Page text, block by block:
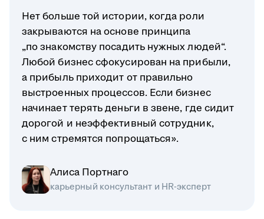
Нет больше той истории, когда роли
закрываются на основе принципа
„по знакомству посадить нужных людей“.
Любой бизнес сфокусирован на прибыли,
а прибыль приходит от правильно
выстроенных процессов. Если бизнес
начинает терять деньги в звене, где сидит
дорогой и неэффективный сотрудник,
с ним стремятся попрощаться».
Алиса Портнаго
карьерный консультант и HR-эксперт